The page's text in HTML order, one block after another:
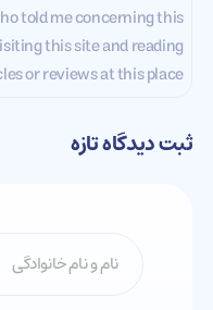
told me concerning this
this site and reading
or reviews at this place.
ثبت دیدگاه تازه